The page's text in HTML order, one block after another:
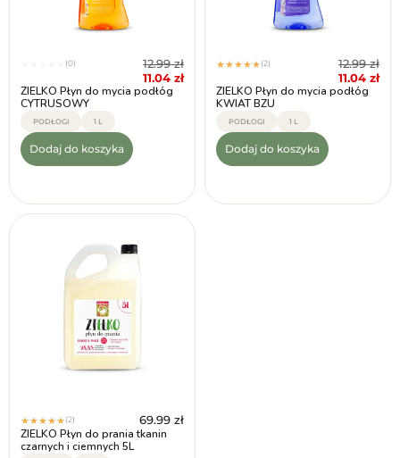
(0) 12.99zł
11.04 zł
ZIELKO Płyn do mycia podłóg
CYTRUSOWY
PODŁOGI 1 L
Dodaj do koszyka
★★★★★(2) 12.99zł
11.04 zł
ZIELKO Płyn do mycia podłóg
KWIAT BZU
PODŁOGI 1 L
Dodaj do koszyka
★★★★★(2) 69.99 zł
ZIELKO Płyn do prania tkanin
czarnych i ciemnych 5L